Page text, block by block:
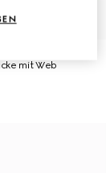
mit Web